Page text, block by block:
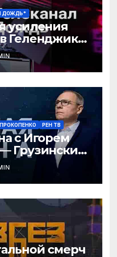
ДОЖДЬ*
усиления
Геленджике
РЕН ТВ
с Игорем
Грузинские
смерч